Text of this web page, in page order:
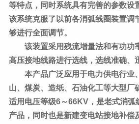
等特点，同时系统具有完善的参数设
该系统克服了以前各消弧线圈装置调
够进行全面调节。
该装置采用残流增量法和有功功
高压接地线路进行选线，选线准确、
本产品广泛应用于电力供电行业
山、煤炭、造纸、石油化工等大型厂
适用电压等级6～66KV，是老式消弧
产品，同时也是新建变电站接地补偿